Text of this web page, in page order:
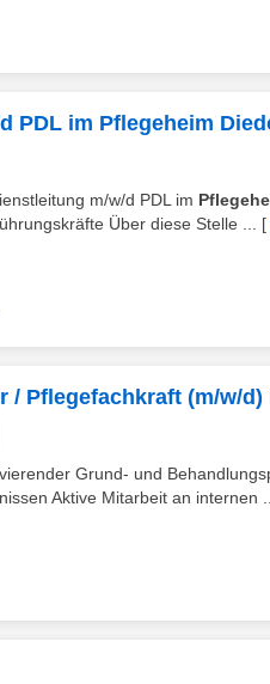
PDL im Pflegeheim
m/w/d PDL im
Über diese Stelle ...
[
/ Pflegefachkraft (m/w/d)
Grund- und
Aktive Mitarbeit an internen ...